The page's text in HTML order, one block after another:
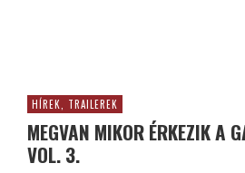
HÍREK, TRAILEREK
MEGVAN MIKOR ÉRKEZIK A
VOL. 3.